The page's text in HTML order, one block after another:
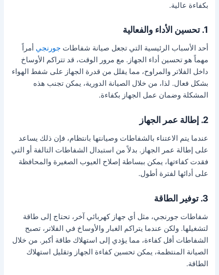
بكفاءة عالية.
1. تحسين الأداء والفعالية
أحد الأسباب الرئيسية التي تجعل صيانة شفاطاتجورنجي أمراً
مهماً هو تحسين أداء الجهاز. مع مرور الوقت، قد تتراكم الأوساخ
داخل الفلاتر والمراوح، مما يقلل من قدرة الجهاز على شفط الهواء
بشكل فعال. لذا، من خلال الصيانة الدورية، يمكن تجنب هذه
المشكلة وضمان عمل الجهاز بكفاءة.
2. إطالة عمر الجهاز
عندما يتم الاعتناء بالشفاطات وصيانتها بانتظام، فإن ذلك يساعد
على إطالة عمر الجهاز. بدلاً من استبدال الشفاطات التالفة أو التي
فقدت كفاءتها، يمكن ببساطة إصلاح العيوب الصغيرة والمحافظة
على أدائها لفترة أطول.
3. توفير الطاقة
شفاطات جورنجي، مثل أي جهاز كهربائي آخر، تحتاج إلى طاقة
لتشغيلها. ولكن عندما يتراكم الغبار والأوساخ في الفلاتر، تصبح
الشفاطات أقل كفاءة، مما يؤدي إلى استهلاك طاقة أكبر. من خلال
الصيانة المنتظمة، يمكن تحسين كفاءة الجهاز وتقليل استهلاك
الطاقة.